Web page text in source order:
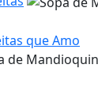
que Amo
de